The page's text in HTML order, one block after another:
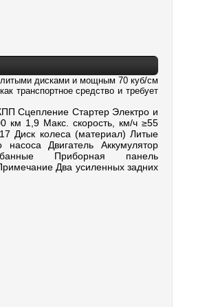
дисками и мощным 70 куб/см
транспортное средство и требует
Сцепление Стартер Электро и
км 1,9 Макс. скорость, км/ч ≥55
Диск колеса (материал) Литые
Двигатель Аккумулятор
Приборная панель
Два усиленных задних